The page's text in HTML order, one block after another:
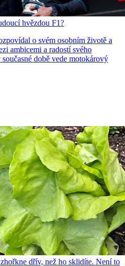
hvězdou F1?
o svém osobním životě a
ambicemi a radostí svého
době vede motokárový
dřív, než ho sklidíte. Není to